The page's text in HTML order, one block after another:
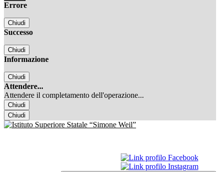
Errore
Chiudi
Successo
Chiudi
Informazione
Chiudi
Attendere...
Attendere il completamento dell'operazione...
Chiudi
Chiudi